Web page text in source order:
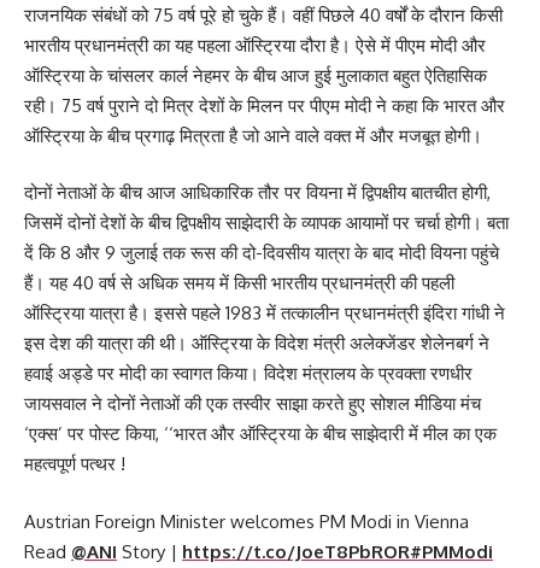
राजनयिक संबंधों को 75 वर्ष पूरे हो चुके हैं। वहीं पिछले 40 वर्षों के दौरान किसी
भारतीय प्रधानमंत्री का यह पहला ऑस्ट्रिया दौरा है। ऐसे में पीएम मोदी और
ऑस्ट्रिया के चांसलर कार्ल नेहमर के बीच आज हुई मुलाकात बहुत ऐतिहासिक
रही। 75 वर्ष पुराने दो मित्र देशों के मिलन पर पीएम मोदी ने कहा कि भारत और
ऑस्ट्रिया के बीच प्रगाढ़ मित्रता है जो आने वाले वक्त में और मजबूत होगी।
दोनों नेताओं के बीच आज आधिकारिक तौर पर वियना में द्विपक्षीय बातचीत होगी,
जिसमें दोनों देशों के बीच द्विपक्षीय साझेदारी के व्यापक आयामों पर चर्चा होगी। बता
दें कि 8 और 9 जुलाई तक रूस की दो-दिवसीय यात्रा के बाद मोदी वियना पहुंचे
हैं। यह 40 वर्ष से अधिक समय में किसी भारतीय प्रधानमंत्री की पहली
ऑस्ट्रिया यात्रा है। इससे पहले 1983 में तत्कालीन प्रधानमंत्री इंदिरा गांधी ने
इस देश की यात्रा की थी। ऑस्ट्रिया के विदेश मंत्री अलेक्जेंडर शेलेनबर्ग ने
हवाई अड्डे पर मोदी का स्वागत किया। विदेश मंत्रालय के प्रवक्ता रणधीर
जायसवाल ने दोनों नेताओं की एक तस्वीर साझा करते हुए सोशल मीडिया मंच
‘एक्स’ पर पोस्ट किया, ‘‘भारत और ऑस्ट्रिया के बीच साझेदारी में मील का एक
महत्वपूर्ण पत्थर !
Austrian Foreign Minister welcomes PM Modi in Vienna
Read @ANI Story | https://t.co/JoeT8PbROR#PMModi